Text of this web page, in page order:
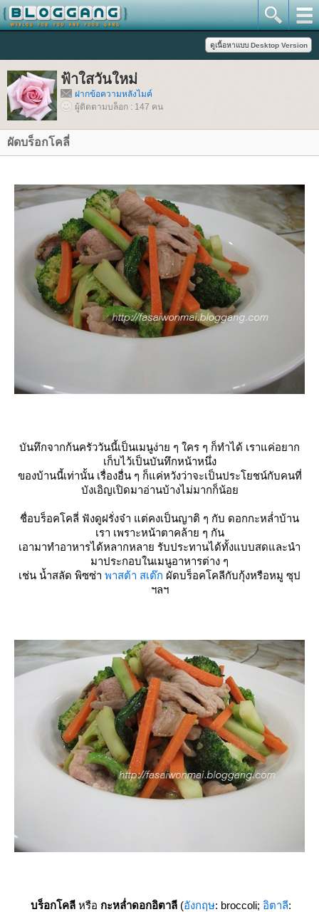
ฟ้าใสวันใหม่
ฝากข้อความหลังไมค์
ผู้ติดตามบล็อก : 147 คน
ผัดบร็อกโคลี่
บันทึกจากก้นครัววันนี้เป็นเมนูง่าย ๆ ใคร ๆ ก็ทำได้ เราแค่อยาก
เก็บไว้เป็นบันทึกหน้าหนึ่ง
ของบ้านนี้เท่านั้น เรื่องอื่น ๆ ก็แค่หวังว่าจะเป็นประโยชน์กับคนที่
บังเอิญเปิดมาอ่านบ้างไม่มากก็น้อ
ชื่อบร็อคโคลี่ ฟังดูฝรั่งจ๋า แต่คงเป็นญาติ ๆ กับ ดอกกะหล่ำบ้าน
เรา เพราะหน้าตาคล้าย ๆ กัน
เอามาทำอาหารได้หลากหลาย รับประทานได้ทั้งแบบสดและนำ
มาประกอบในเมนูอาหารต่าง ๆ
เช่น น้ำสลัด พิซซ่า พาสต้า สเต๊ก ผัดบร็อคโคลีกับกุ้งหรือหมู ซุป
ฯลฯ
บร็อกโคลี หรือ กะหล่ำดอกอิตาลี (อังกฤษ: broccoli; อิตาลี: